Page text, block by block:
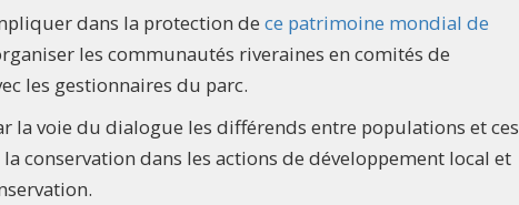
dans la protection de ce patrimoine mondial de
les communautés riveraines en comités de
les gestionnaires du parc.
la voie du dialogue les différends entre populations et ces
conservation dans les actions de développement local et